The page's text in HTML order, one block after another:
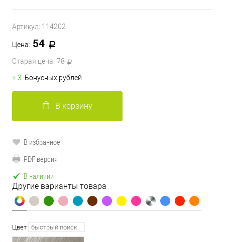
Артикул: 114202
Цена: 54
Старая цена: 78
+ 3 Бонусных рублей
В корзину
В избранное
PDF версия
В наличии
Другие варианты товара
Цвет